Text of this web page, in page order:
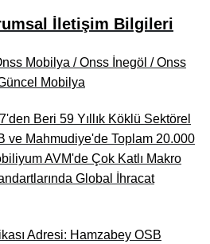
Firmaları, İmalatçıları
İmalatçıları, Mobilyacıları
İletişim Bilgileri
Mobilya / Onss İnegöl / Onss
Mobilya
Beri 59 Yıllık Köklü Sektörel
ve Mahmudiye'de Toplam 20.000
AVM'de Çok Katlı Makro
Global İhracat
Adresi: Hamzabey OSB